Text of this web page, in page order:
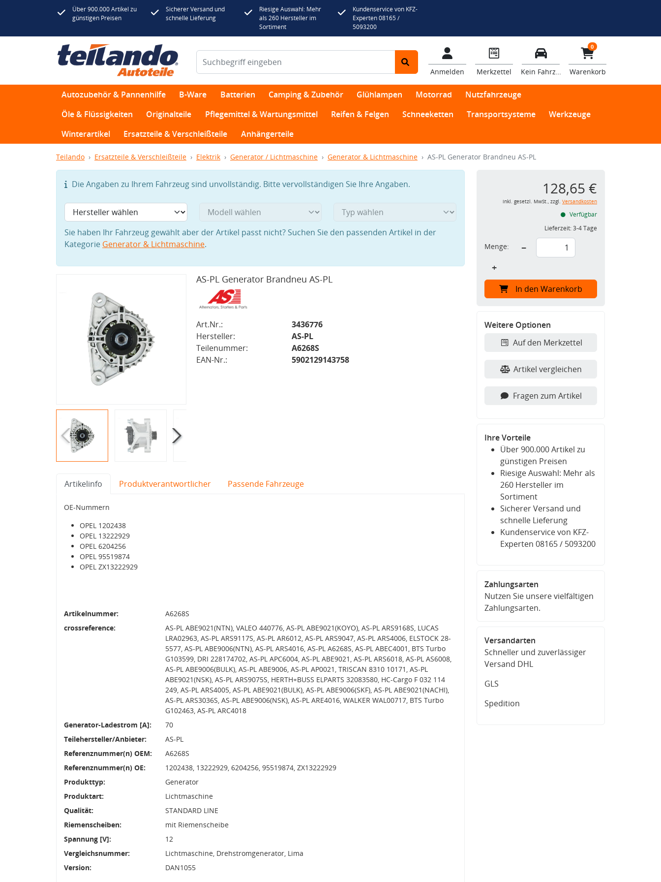
Über 900.000 Artikel zu
günstigen Preisen
Sicherer Versand und
schnelle Lieferung
Riesige Auswahl: Mehr
als 260 Hersteller im
Sortiment
Kundenservice von KFZ-
Experten 08165 /
5093200
Anmelden Merkzettel Kein Fahrzeug
0
Warenkorb
Autozubehör & Pannenhilfe B-Ware Batterien Camping & Zubehör Glühlampen Motorrad
Nutzfahrzeuge
Öle & Flüssigkeiten
Originalteile Pflegemittel & Wartungsmittel Reifen & Felgen Schneeketten Transportsysteme
Werkzeuge
Winterartikel
Ersatzteile & Verschleißteile Anhängerteile
Teilando Ersatzteile & Verschleißteile Elektrik Generator / Lichtmaschine Generator & Lichtmaschine AS-PL Generator Brandneu AS-PL
Die Angaben zu Ihrem Fahrzeug sind unvollständig. Bitte vervollständigen Sie Ihre Angaben.
Sie haben Ihr Fahrzeug gewählt aber der Artikel passt nicht? Suchen Sie den passenden Artikel in der
Kategorie Generator & Lichtmaschine.
AS-PL Generator Brandneu AS-PL
Art.Nr.:
3436776
Hersteller:
AS-PL
Teilenummer:
A6268S
EAN-Nr.:
5902129143758
Artikelinfo Produktverantwortlicher Passende Fahrzeuge
OE-Nummern
OPEL 1202438
OPEL 13222929
OPEL 6204256
OPEL 95519874
OPEL ZX13222929
Artikelnummer:
A6268S
crossreference:
AS-PL ABE9021(NTN), VALEO 440776, AS-PL ABE9021(KOYO), AS-PL ARS9168S, LUCAS
LRA02963, AS-PL ARS9117S, AS-PL AR6012, AS-PL ARS9047, AS-PL ARS4006, ELSTOCK 28-
5577, AS-PL ABE9006(NTN), AS-PL ARS4016, AS-PL A6268S, AS-PL ABEC4001, BTS Turbo
G103599, DRI 228174702, AS-PL APC6004, AS-PL ABE9021, AS-PL ARS6018, AS-PL AS6008,
AS-PL ABE9006(BULK), AS-PL ABE9006, AS-PL AP0021, TRISCAN 8310 10171, AS-PL
ABE9021(NSK), AS-PL ARS9075S, HERTH+BUSS ELPARTS 32083580, HC-Cargo F 032 114
249, AS-PL ARS4005, AS-PL ABE9021(BULK), AS-PL ABE9006(SKF), AS-PL ABE9021(NACHI),
AS-PL ARS3036S, AS-PL ABE9006(NSK), AS-PL ARE4016, WALKER WAL00717, BTS Turbo
G102463, AS-PL ARC4018
Generator-Ladestrom [A]:
70
Teilehersteller/Anbieter:
AS-PL
Referenznummer(n) OEM:
A6268S
Referenznummer(n) OE:
1202438, 13222929, 6204256, 95519874, ZX13222929
Produkttyp:
Generator
Produktart:
Lichtmaschine
Qualität:
STANDARD LINE
Riemenscheiben:
mit Riemenscheibe
Spannung [V]:
12
Vergleichsnummer:
Lichtmaschine, Drehstromgenerator, Lima
Version:
DAN1055
128,65 €
inkl. gesetzl. MwSt., zzgl. Versandkosten
Verfügbar
Lieferzeit:3-4 Tage
Menge:
−
+
In den Warenkorb
Weitere Optionen
Auf den Merkzettel
Artikel vergleichen
Fragen zum Artikel
Ihre Vorteile
Über 900.000 Artikel zu
günstigen Preisen
Riesige Auswahl: Mehr als
260 Hersteller im
Sortiment
Sicherer Versand und
schnelle Lieferung
Kundenservice von KFZ-
Experten 08165 / 5093200
Zahlungsarten
Nutzen Sie unsere vielfältigen
Zahlungsarten.
Versandarten
Schneller und zuverlässiger
Versand DHL
GLS
Spedition